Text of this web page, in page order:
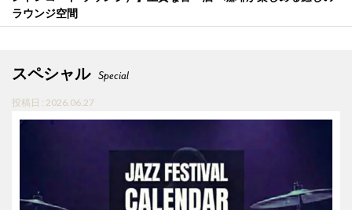
ラウンジ空間
スペシャル Special
投稿日 : 2026.06.27